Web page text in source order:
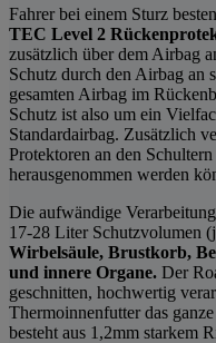
Fahrer bei einem Sturz
TEC Level 2
zusätzlich über dem Airbag
Schutz durch den Airbag an
gesamten Airbag im
Schutz ist also um ein
Standardairbag. Zusätzlich
Protektoren an den
herausgenommen werden
Die aufwändige
17-28 Liter Schutzvolumen
Wirbelsäule, Brustkorb,
und innere Organe. Der
geschnitten, hochwertig
Thermoinnenfutter das
besteht aus 1,2mm starkem